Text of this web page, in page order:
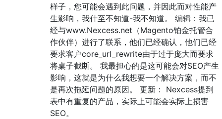
样子，您可能会遇到此问题，并因此而对性能产
生影响，我什至不知道-我不知道。 编辑：我已
经与www.Nexcess.net（Magento铂金托管合
作伙伴）进行了联系，他们已经确认，他们已经
要求客户core_url_rewrite由于过于庞大而要求
将桌子截断。 我最担心的是这可能会对SEO产生
影响，这就是为什么我想要一个解决方案，而不
是再次拖延问题的原因。 更新： Nexcess提到
表中有重复的产品，实际上可能会实际上损害
SEO。